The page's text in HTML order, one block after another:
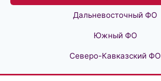
Дальневосточный ФО
Южный ФО
Северо-Кавказский ФО